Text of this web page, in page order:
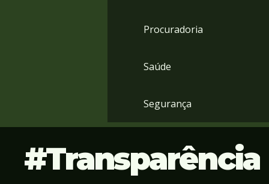
Procuradoria
Saúde
Segurança
Transparência